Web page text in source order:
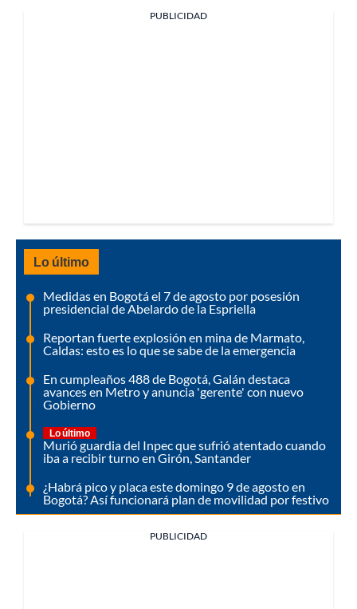
PUBLICIDAD
Lo último
Medidas en Bogotá el 7 de agosto por posesión
presidencial de Abelardo de la Espriella
Reportan fuerte explosión en mina de Marmato,
Caldas: esto es lo que se sabe de la emergencia
En cumpleaños 488 de Bogotá, Galán destaca
avances en Metro y anuncia 'gerente' con nuevo
Gobierno
Lo último
Murió guardia del Inpec que sufrió atentado cuando
iba a recibir turno en Girón, Santander
¿Habrá pico y placa este domingo 9 de agosto en
Bogotá? Así funcionará plan de movilidad por festivo
PUBLICIDAD